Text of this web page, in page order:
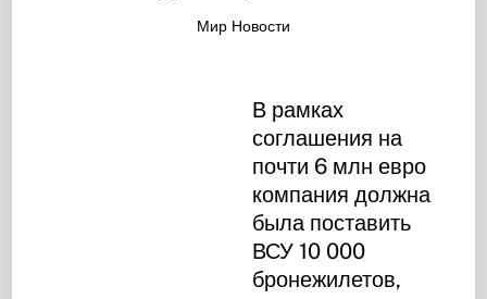
Мир Новости
В рамках
соглашения на
почти 6 млн евро
компания должна
была поставить
ВСУ 10 000
бронежилетов,